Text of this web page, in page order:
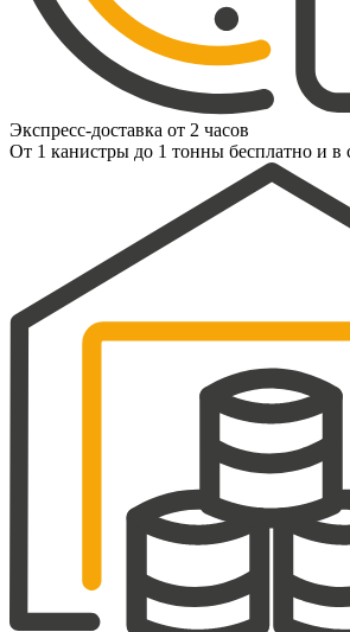
Экспресс-доставка от 2 часов
От 1 канистры до 1 тонны бесплатно и в